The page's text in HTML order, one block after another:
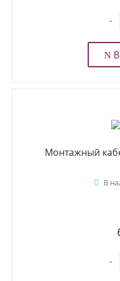
-
Монтажный
В
-